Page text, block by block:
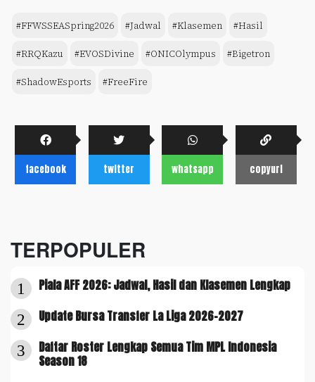
#FFWSSEASpring2026 #Jadwal #Klasemen #Hasil
#RRQKazu #EVOSDivine #ONICOlympus #Bigetron
#ShadowEsports #FreeFire
facebook twitter whatsapp copyurl
TERPOPULER
1 Piala AFF 2026: Jadwal, Hasil dan Klasemen Lengkap
2 Update Bursa Transfer La Liga 2026-2027
3
Daftar Roster Lengkap Semua Tim MPL Indonesia
Season 18